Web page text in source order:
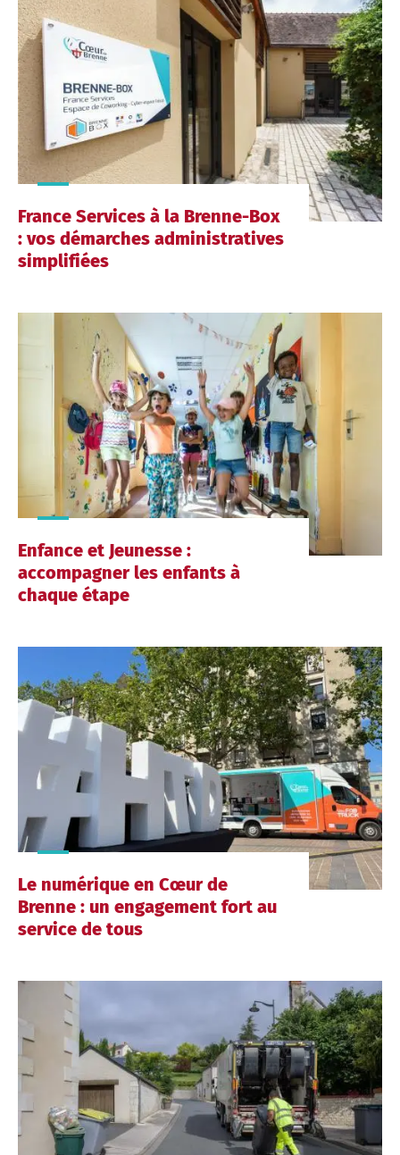
France Services à la Brenne-Box
: vos démarches administratives
simplifiées
Enfance et Jeunesse :
accompagner les enfants à
chaque étape
Le numérique en Cœur de
Brenne : un engagement fort au
service de tous